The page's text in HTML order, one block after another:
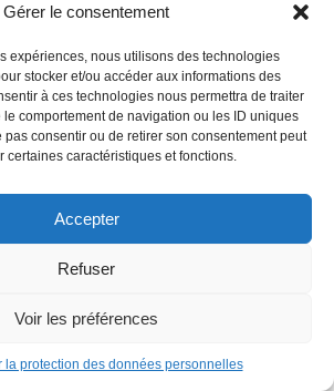
Gérer le consentement
expériences, nous utilisons des technologies
stocker et/ou accéder aux informations des
à ces technologies nous permettra de traiter
comportement de navigation ou les ID uniques
pas consentir ou de retirer son consentement peut
certaines caractéristiques et fonctions.
Accepter
Refuser
Voir les préférences
la protection des données personnelles
URBAN COMICS POUR LES
FRANÇAISES.